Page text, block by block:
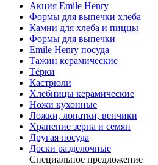
Акция Emile Henry
Формы для выпечки хлеба
Камни для хлеба и пиццы
Формы для выпечки
Emile Henry посуда
Тажин керамические
Тёрки
Кастрюли
Хлебницы керамические
Ножи кухонные
Ложки, лопатки, венчики
Хранение зерна и семян
Другая посуда
Доски разделочные
Специальное предложение